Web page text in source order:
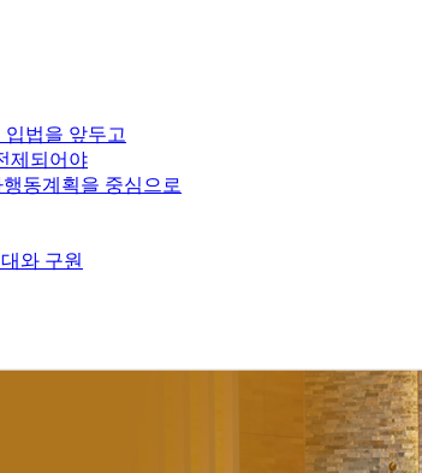
법을 앞두고
제되어야
동계획을 중심으로
와 구원